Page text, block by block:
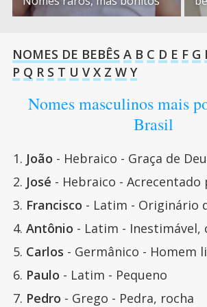
NOMES DE BEBÊS A B C D E F G
P Q R S T U V X Z W Y
Nomes masculinos mais
Brasil
João - Hebraico - Graça de
José - Hebraico - Acrecentado
Francisco - Latim - Originário
Antônio - Latim - Inestimável,
Carlos - Germânico - Homem
Paulo - Latim - Pequeno
Pedro - Grego - Pedra, rocha